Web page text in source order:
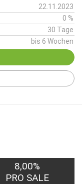
22.11.2023
0 %
30 Tage
bis 6 Wochen
8,00%
PRO SALE